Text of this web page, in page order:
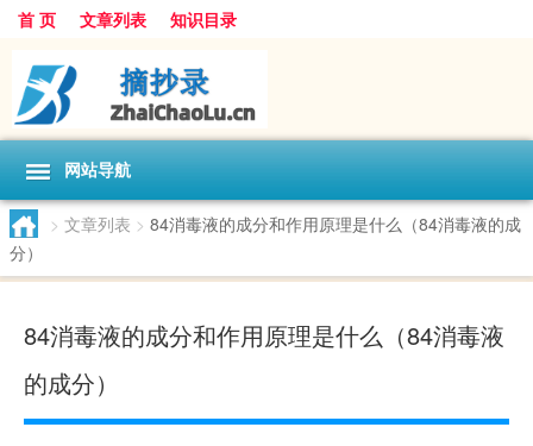
首 页 文章列表 知识目录
网站导航
> 文章列表 > 84消毒液的成分和作用原理是什么（84消毒液的成
分）
84消毒液的成分和作用原理是什么（84消毒液
的成分）